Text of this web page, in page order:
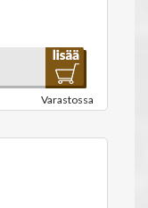
Varastossa